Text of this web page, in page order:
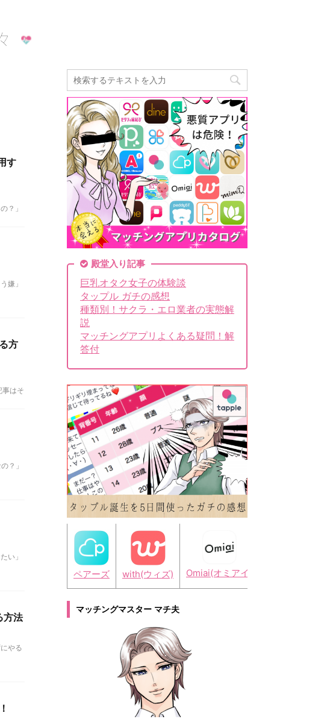
す
？」
嫌」
方
事はそ
？」
い」
方法
やる
殿堂入り記事
巨乳オタク女子の体験談
タップル ガチの感想
種類別！サクラ・エロ業者の実態解
説
マッチングアプリよくある疑問！解
答付
ペアーズ with(ウィズ) Omiai(オミアイ)
マッチングマスター マチ夫